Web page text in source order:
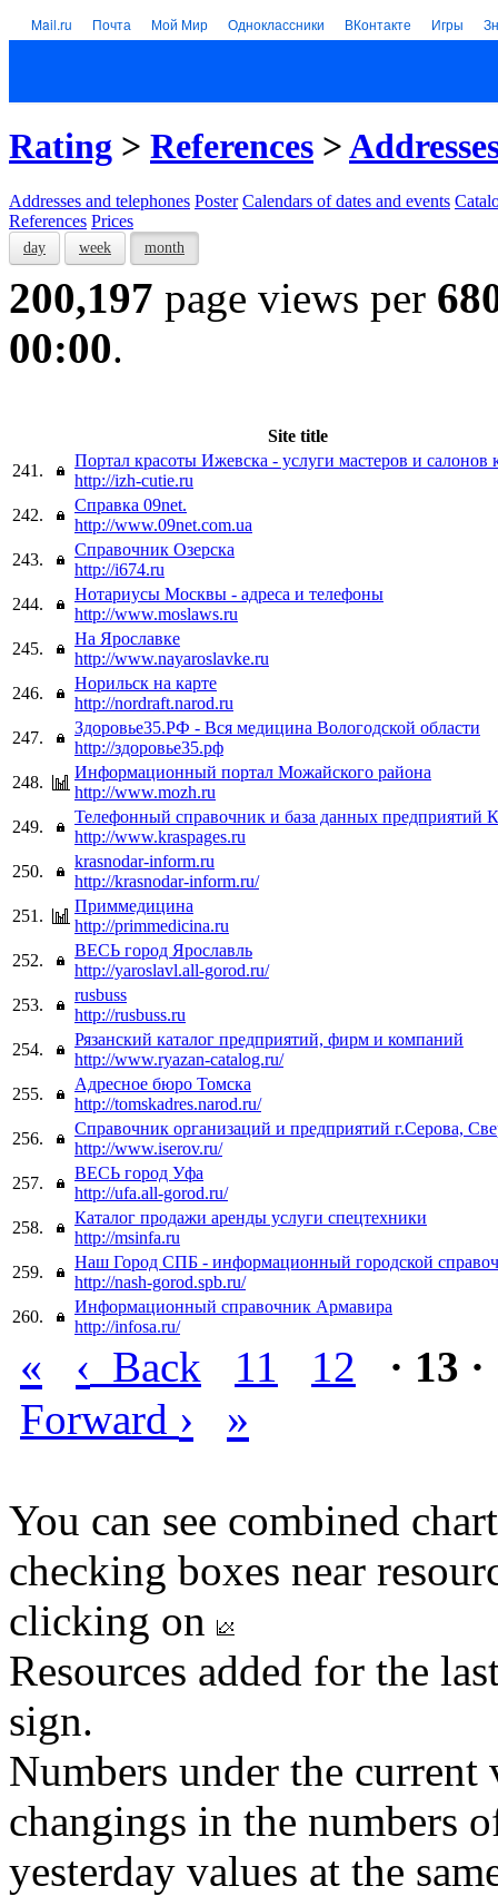
Mail.ru Почта Мой Мир Одноклассники ВКонтакте Игры
Rating > References >
Addresses and telephones Poster Calendars of dates and events
References Prices
day week month
200,197 page views per
00:00.
Site title
241.
Портал красоты Ижевска - услуги мастеров и салонов
http://izh-cutie.ru
242.
Справка 09net.
http://www.09net.com.ua
243.
Справочник Озерска
http://i674.ru
244.
Нотариусы Москвы - адреса и телефоны
http://www.moslaws.ru
245.
На Ярославке
http://www.nayaroslavke.ru
246.
Норильск на карте
http://nordraft.narod.ru
247.
Здоровье35.РФ - Вся медицина Вологодской области
http://здоровье35.рф
248.
Информационный портал Можайского района
http://www.mozh.ru
249.
Телефонный справочник и база данных предприятий
http://www.kraspages.ru
250.
krasnodar-inform.ru
http://krasnodar-inform.ru/
251.
Приммедицина
http://primmedicina.ru
252.
ВЕСЬ город Ярославль
http://yaroslavl.all-gorod.ru/
253.
rusbuss
http://rusbuss.ru
254.
Рязанский каталог предприятий, фирм и компаний
http://www.ryazan-catalog.ru/
255.
Адресное бюро Томска
http://tomskadres.narod.ru/
256.
Справочник организаций и предприятий г.Серова,
http://www.iserov.ru/
257.
ВЕСЬ город Уфа
http://ufa.all-gorod.ru/
258.
Каталог продажи аренды услуги спецтехники
http://msinfa.ru
259.
Наш Город СПБ - информационный городской
http://nash-gorod.spb.ru/
260.
Информационный справочник Армавира
http://infosa.ru/
« ‹ Back 11 12
· 13 ·
Forward › »
You can see combined
checking boxes near
clicking on
Resources added for the
sign.
Numbers under the
changings in the numbers
yesterday values at the